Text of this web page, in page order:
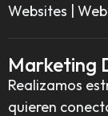
Websites |
Marketing
Realizamos
quieren